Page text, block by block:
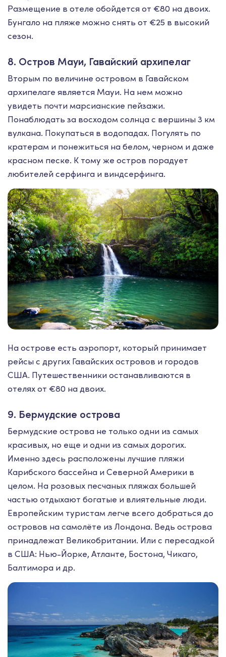
Размещение в отеле обойдется от €80 на двоих.
Бунгало на пляже можно снять от €25 в высокий
сезон.
8. Остров Мауи, Гавайский архипелаг
Вторым по величине островом в Гавайском
архипелаге является Мауи. На нем можно
увидеть почти марсианские пейзажи.
Понаблюдать за восходом солнца с вершины 3 км
вулкана. Покупаться в водопадах. Погулять по
кратерам и понежиться на белом, черном и даже
красном песке. К тому же остров порадует
любителей серфинга и виндсерфинга.
На острове есть аэропорт, который принимает
рейсы с других Гавайских островов и городов
США. Путешественники останавливаются в
отелях от €80 на двоих.
9. Бермудские острова
Бермудские острова не только одни из самых
красивых, но еще и одни из самых дорогих.
Именно здесь расположены лучшие пляжи
Карибского бассейна и Северной Америки в
целом. На розовых песчаных пляжах большей
частью отдыхают богатые и влиятельные люди.
Европейским туристам легче всего добраться до
островов на самолёте из Лондона. Ведь острова
принадлежат Великобритании. Или с пересадкой
в США: Нью-Йорке, Атланте, Бостона, Чикаго,
Балтимора и др.